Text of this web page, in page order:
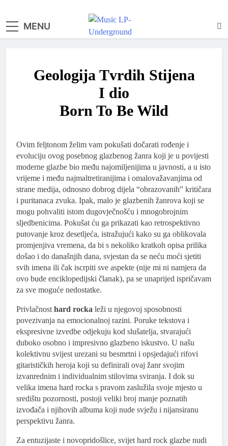
MENU
Geologija Tvrdih Stijena
I dio
Born To Be Wild
Ovim feljtonom želim vam pokušati dočarati rođenje i
evoluciju ovog posebnog glazbenog žanra koji je u povijesti
moderne glazbe bio među najomiljenijima u javnosti, a u isto
vrijeme i među najmaltretiranijima i omalovažavanjima od
strane medija, odnosno dobrog dijela “obrazovanih” kritičara
i puritanaca zvuka. Ipak, malo je glazbenih žanrova koji se
mogu pohvaliti istom dugovječnošću i mnogobrojnim
sljedbenicima. Pokušat ću ga prikazati kao retrospektivno
putovanje kroz desetljeća, istražujući kako su ga oblikovala
promjenjiva vremena, da bi s nekoliko kratkoh opisa prilika
došao i do današnjih dana, svjestan da se neću moći sjetiti
svih imena ili čak iscrpiti sve aspekte (nije mi ni namjera da
ovo bude enciklopedijski članak), pa se unaprijed ispričavam
za sve moguće nedostatke.
Privlačnost hard rocka leži u njegovoj sposobnosti
povezivanja na emocionalnoj razini. Poruke tekstova i
ekspresivne izvedbe odjekuju kod slušatelja, stvarajući
duboko osobno i impresivno glazbeno iskustvo. U našu
kolektivnu svijest urezani su besmrtni i opsjedajući rifovi
gitarističkih heroja koji su definirali ovaj žanr svojim
izvanrednim i individualnim stilovima sviranja. I dok su
velika imena hard rocka s pravom zaslužila svoje mjesto u
središtu pozornosti, postoji veliki broj manje poznatih
izvođača i njihovih albuma koji nude svježu i nijansiranu
perspektivu žanra.
Za entuzijaste i novopridošlice, svijet hard rock glazbe nudi